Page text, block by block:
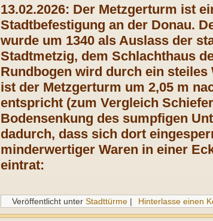
13.02.2026: Der Metzgerturm ist
Stadtbefestigung an der Donau.
wurde um 1340 als Auslass der
Stadtmetzig, dem Schlachthaus
Rundbogen wird durch ein steiles
ist der Metzgerturm um 2,05 m
entspricht (zum Vergleich
Bodensenkung des sumpfigen
dadurch, dass sich dort
minderwertiger Waren in einer
eintrat:
Veröffentlicht unter Stadttürme | Hinterlasse einen